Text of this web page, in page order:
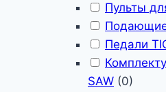
Пульты
Педали
SAW (0)